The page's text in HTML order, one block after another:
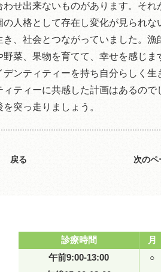
せ出来ないものがあります。そ
人格として存在し変化が見られな
、社会とつながっていました。漁
菜、果物を育てて、幸せを感じま
ンティティーを持ち自分らしく生
ティーに共感した計画はあるので
突っ走りましょう。
戻る 次のペ
診療時間 月
午前9:00-13:00
○